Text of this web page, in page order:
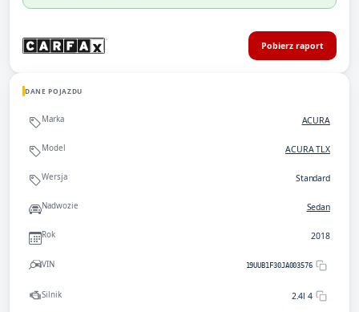
Pobierz raport
DANE POJAZDU
Marka ACURA
Model ACURA TLX
Wersja Standard
Nadwozie Sedan
Rok 2018
VIN 19UUB1F30JA003576
Silnik 2.4l 4